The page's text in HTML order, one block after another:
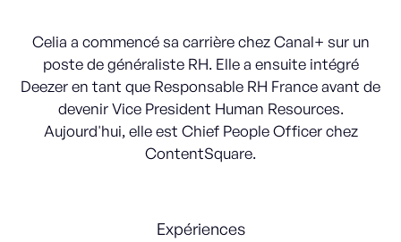
Celia a commencé sa carrière chez Canal+ sur un
poste de généraliste RH. Elle a ensuite intégré
Deezer en tant que Responsable RH France avant de
devenir Vice President Human Resources.
Aujourd'hui, elle est Chief People Officer chez
ContentSquare.
Expériences